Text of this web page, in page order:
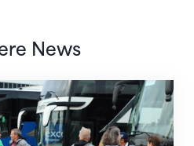
News
Reisepartner des STV